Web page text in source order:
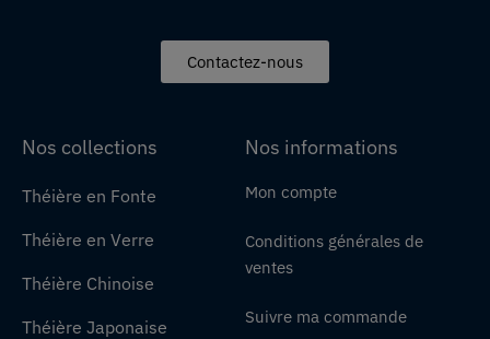
Contactez-nous
Nos collections
Théière en Fonte
Théière en Verre
Théière Chinoise
Théière Japonaise
Nos informations
Mon compte
Conditions générales de
ventes
Suivre ma commande